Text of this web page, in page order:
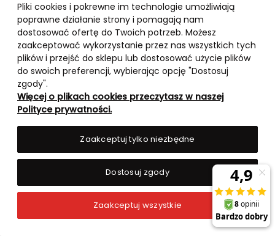
10-03-2026
-
RANKING TOP 5 – BOOSTERY
TESTOSTERONU 2026
czytaj całość »
Pliki cookies i pokrewne im technologie umożliwiają
poprawne działanie strony i pomagają nam
dostosować ofertę do Twoich potrzeb. Możesz
zaakceptować wykorzystanie przez nas wszystkich tych
plików i przejść do sklepu lub dostosować użycie plików
do swoich preferencji, wybierając opcję "Dostosuj
zgody".
Więcej o plikach cookies przeczytasz w naszej
Polityce prywatności.
Zaakceptuj tylko niezbędne
Dostosuj zgody
Zaakceptuj wszystkie